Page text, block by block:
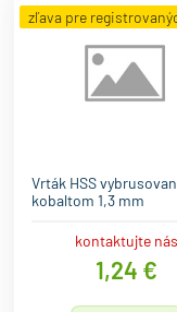
zľava pre
Vrták HSS
kobaltom 1,3 mm
kontaktujte nás
1,24 €